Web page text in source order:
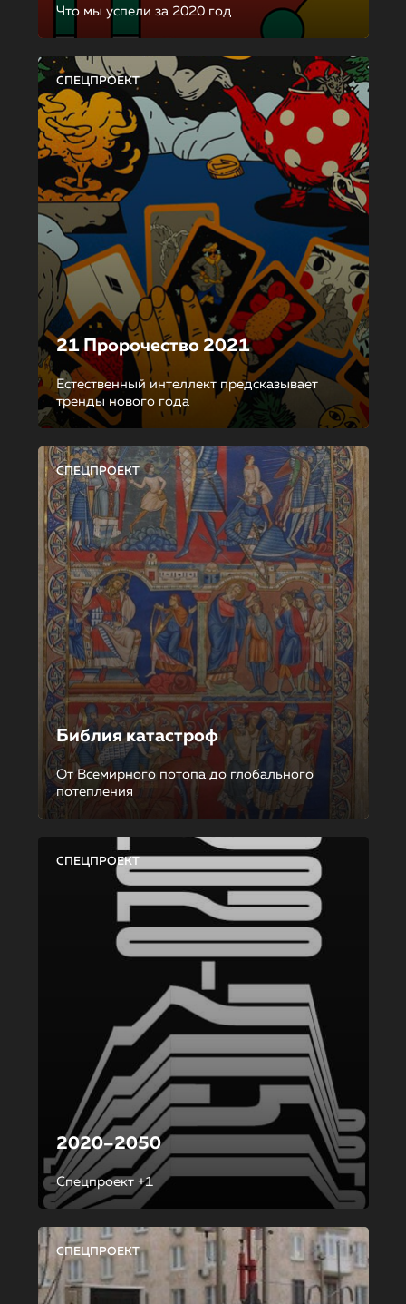
Что мы успели за 2020 год
СПЕЦПРОЕКТ
21 Пророчество 2021
Естественный интеллект предсказывает
тренды нового года
СПЕЦПРОЕКТ
Библия катастроф
От Всемирного потопа до глобального
потепления
СПЕЦПРОЕКТ
2020–2050
Спецпроект +1
СПЕЦПРОЕКТ